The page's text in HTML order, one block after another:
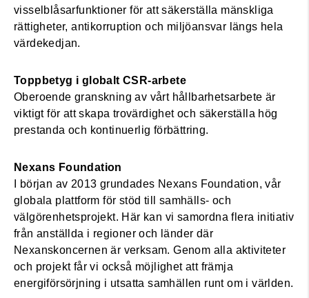
visselblåsarfunktioner för att säkerställa mänskliga
rättigheter, antikorruption och miljöansvar längs hela
värdekedjan.
Toppbetyg i globalt CSR-arbete
Oberoende granskning av vårt hållbarhetsarbete är
viktigt för att skapa trovärdighet och säkerställa hög
prestanda och kontinuerlig förbättring.
Nexans Foundation
I början av 2013 grundades Nexans Foundation, vår
globala plattform för stöd till samhälls- och
välgörenhetsprojekt. Här kan vi samordna flera initiativ
från anställda i regioner och länder där
Nexanskoncernen är verksam. Genom alla aktiviteter
och projekt får vi också möjlighet att främja
energiförsörjning i utsatta samhällen runt om i världen.